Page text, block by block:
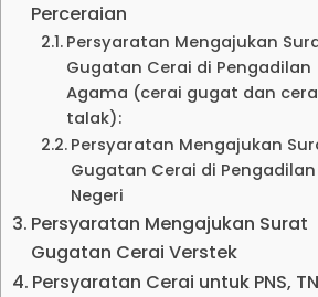
Perceraian
Persyaratan Mengajukan
Gugatan Cerai di Pengadilan
Agama (cerai gugat dan
talak):
Persyaratan Mengajukan
Gugatan Cerai di Pengadilan
Negeri
Persyaratan Mengajukan Surat
Gugatan Cerai Verstek
Persyaratan Cerai untuk PNS,